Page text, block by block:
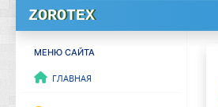
ZOROTEX
МЕНЮ САЙТА
Главная